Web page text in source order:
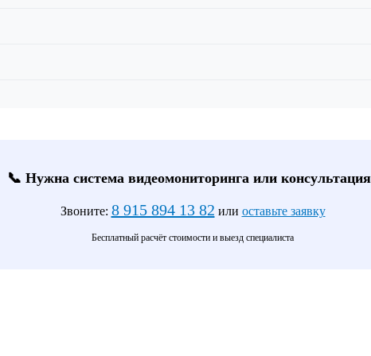
📞 Нужна система видеомониторинга или
Звоните: 8 915 894 13 82 или оставьте заявку
Бесплатный расчёт стоимости и выезд специалиста